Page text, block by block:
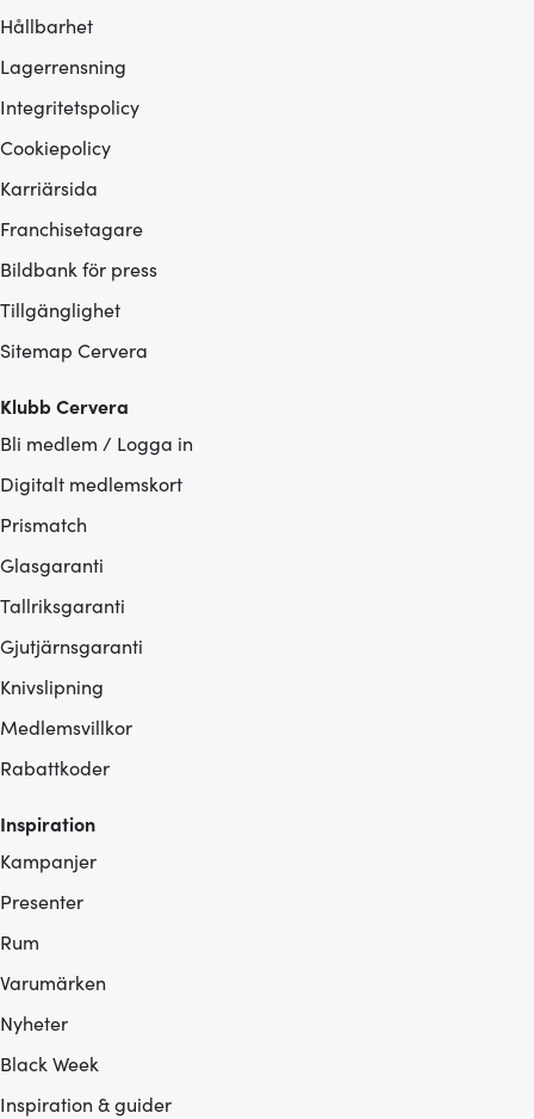
Hållbarhet
Lagerrensning
Integritetspolicy
Cookiepolicy
Karriärsida
Franchisetagare
Bildbank för press
Tillgänglighet
Sitemap Cervera
Klubb Cervera
Bli medlem / Logga in
Digitalt medlemskort
Prismatch
Glasgaranti
Tallriksgaranti
Gjutjärnsgaranti
Knivslipning
Medlemsvillkor
Rabattkoder
Inspiration
Kampanjer
Presenter
Rum
Varumärken
Nyheter
Black Week
Inspiration & guider